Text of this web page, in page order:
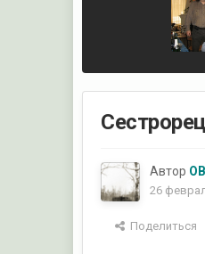
Автор
26
Поделиться